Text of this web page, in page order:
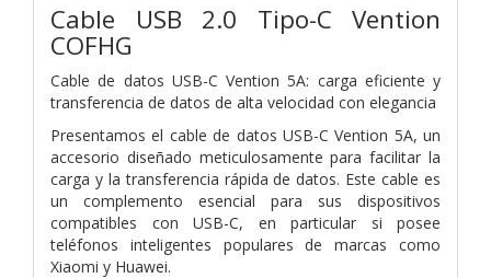
Cable USB 2.0 Tipo-C Vention
COFHG
Cable de datos USB-C Vention 5A: carga eficiente y
transferencia de datos de alta velocidad con elegancia
Presentamos el cable de datos USB-C Vention 5A, un
accesorio diseñado meticulosamente para facilitar la
carga y la transferencia rápida de datos. Este cable es
un complemento esencial para sus dispositivos
compatibles con USB-C, en particular si posee
teléfonos inteligentes populares de marcas como
Xiaomi y Huawei.